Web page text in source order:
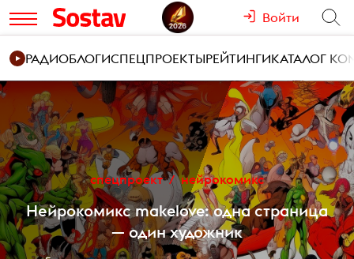
Войти
РАДИОБЛОГИСПЕЦПРОЕКТЫРЕЙТИНГИКАТАЛОГ
спецпроект нейрокомикс
Нейрокомикс makelove: одна страница
— один художник